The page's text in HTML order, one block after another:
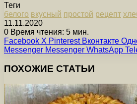
Теги
белого вкусный простой рецепт
11.11.2020
0 Время чтения: 5 мин.
Facebook X Pinterest Вконтакте
Messenger Messenger WhatsApp
ПОХОЖИЕ СТАТЬИ